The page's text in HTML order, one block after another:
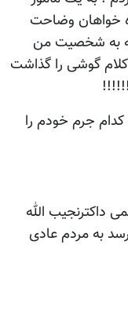
خواهان وضاحت
به شخصیت من
گوشی را گذاشت
جرم خودم را
داکترنجیب الله
به مردم عادی